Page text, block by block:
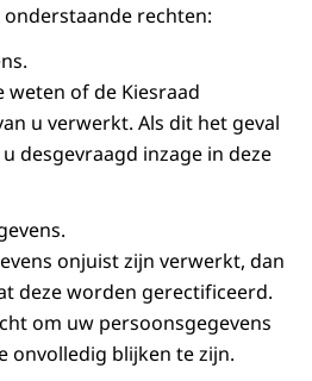
rechten:
of de Kiesraad
u verwerkt. Als dit het geval
desgevraagd inzage in deze
onjuist zijn verwerkt, dan
deze worden gerectificeerd.
om uw persoonsgegevens
onvolledig blijken te zijn.